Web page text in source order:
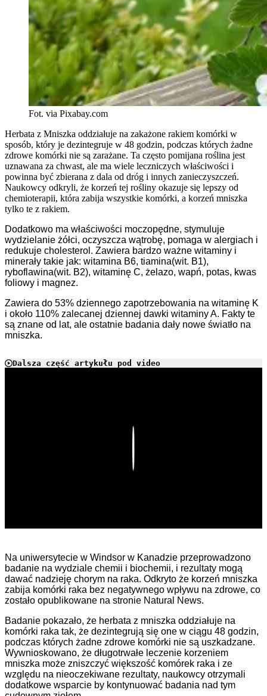
Fot. via Pixabay.com
Herbata z Mniszka oddziałuje na zakażone rakiem komórki w
sposób, który je dezintegruje w 48 godzin, podczas których żadne
zdrowe komórki nie są zarażane. Ta często pomijana roślina jest
uznawana za chwast, ale ma wiele leczniczych właściwości i
powinna być zbierana z dala od dróg i innych zanieczyszczeń.
Naukowcy odkryli, że korzeń tej rośliny okazuje się lepszy od
chemioterapii, która zabija wszystkie komórki, a korzeń mniszka
tylko te z rakiem.
Dodatkowo ma właściwości moczopędne, stymuluje
wydzielanie żółci, oczyszcza wątrobę, pomaga w alergiach i
redukuje cholesterol. Zawiera bardzo ważne witaminy i
minerały takie jak: witamina B6, tiamina(wit. B1),
ryboflawina(wit. B2), witaminę C, żelazo, wapń, potas, kwas
foliowy i magnez.
Zawiera do 53% dziennego zapotrzebowania na witaminę K
i około 110% zalecanej dziennej dawki witaminy A. Fakty te
są znane od lat, ale ostatnie badania dały nowe światło na
mniszka.
Dalsza część artykułu pod video
Na uniwersytecie w Windsor w Kanadzie przeprowadzono
badanie na wydziale chemii i biochemii, i rezultaty mogą
dawać nadzieję chorym na raka. Odkryto że korzeń mniszka
zabija komórki raka bez negatywnego wpływu na zdrowe, co
zostało opublikowane na stronie Natural News.
Badanie pokazało, że herbata z mniszka oddziałuje na
komórki raka tak, że dezintegrują się one w ciągu 48 godzin,
podczas których żadne zdrowe komórki nie są uszkadzane.
Wywnioskowano, że długotrwałe leczenie korzeniem
mniszka może zniszczyć większość komórek raka i ze
względu na nieoczekiwane rezultaty, naukowcy otrzymali
dodatkowe wsparcie by kontynuować badania nad tym